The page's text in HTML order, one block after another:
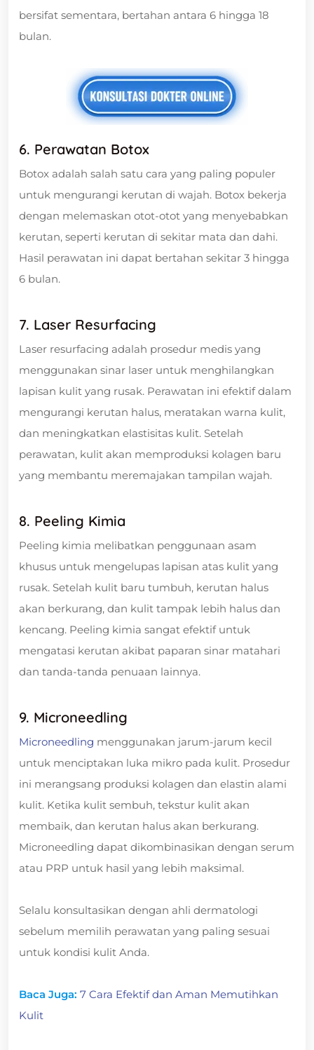
bersifat sementara, bertahan antara 6 hingga 18
bulan.
6. Perawatan Botox
Botox adalah salah satu cara yang paling populer
untuk mengurangi kerutan di wajah. Botox bekerja
dengan melemaskan otot-otot yang menyebabkan
kerutan, seperti kerutan di sekitar mata dan dahi.
Hasil perawatan ini dapat bertahan sekitar 3 hingga
6 bulan.
7. Laser Resurfacing
Laser resurfacing adalah prosedur medis yang
menggunakan sinar laser untuk menghilangkan
lapisan kulit yang rusak. Perawatan ini efektif dalam
mengurangi kerutan halus, meratakan warna kulit,
dan meningkatkan elastisitas kulit. Setelah
perawatan, kulit akan memproduksi kolagen baru
yang membantu meremajakan tampilan wajah.
8. Peeling Kimia
Peeling kimia melibatkan penggunaan asam
khusus untuk mengelupas lapisan atas kulit yang
rusak. Setelah kulit baru tumbuh, kerutan halus
akan berkurang, dan kulit tampak lebih halus dan
kencang. Peeling kimia sangat efektif untuk
mengatasi kerutan akibat paparan sinar matahari
dan tanda-tanda penuaan lainnya.
9. Microneedling
Microneedling menggunakan jarum-jarum kecil
untuk menciptakan luka mikro pada kulit. Prosedur
ini merangsang produksi kolagen dan elastin alami
kulit. Ketika kulit sembuh, tekstur kulit akan
membaik, dan kerutan halus akan berkurang.
Microneedling dapat dikombinasikan dengan serum
atau PRP untuk hasil yang lebih maksimal.
Selalu konsultasikan dengan ahli dermatologi
sebelum memilih perawatan yang paling sesuai
untuk kondisi kulit Anda.
Baca Juga: 7 Cara Efektif dan Aman Memutihkan
Kulit